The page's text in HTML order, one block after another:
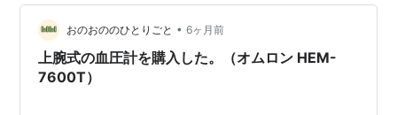
いかに無駄な買い物をしてきてしまったのか…要はお金
を無駄にしてきたのか…に気が付きました。今はミニマ
リストほど極めてはいませんが、それでもシンプルな生
活を心…
おのおののひとりごと • 6ヶ月前
上腕式の血圧計を購入した。（オムロン HEM-
7600T）